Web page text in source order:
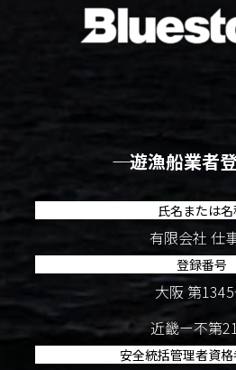
―― 遊漁船業者登
氏名または
有限会社 仕
登録番号
大阪 第
近畿ー不第
安全統括管理者資